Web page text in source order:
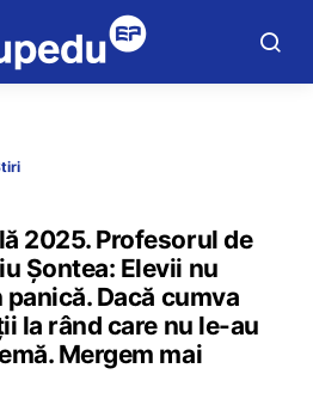
2025. Profesorul de
Șontea: Elevii nu
Dacă cumva
la rând care nu le-au
Mergem mai